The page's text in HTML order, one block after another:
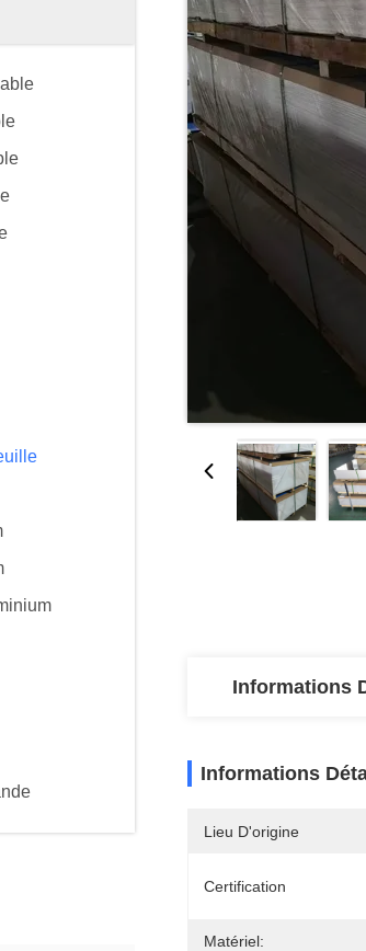
Informations
Informations
Lieu D'origine
Certification
Matériel: